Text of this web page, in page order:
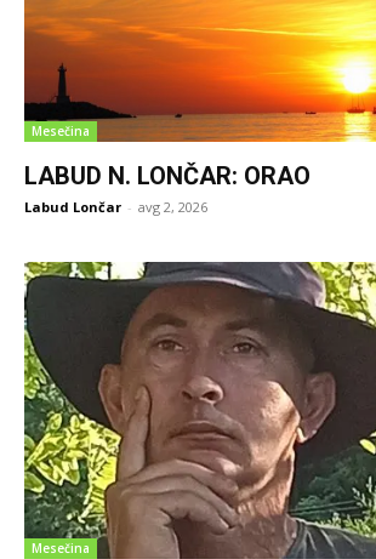
Mesečina
LABUD N. LONČAR: ORAO
Labud Lončar - avg 2, 2026
Mesečina